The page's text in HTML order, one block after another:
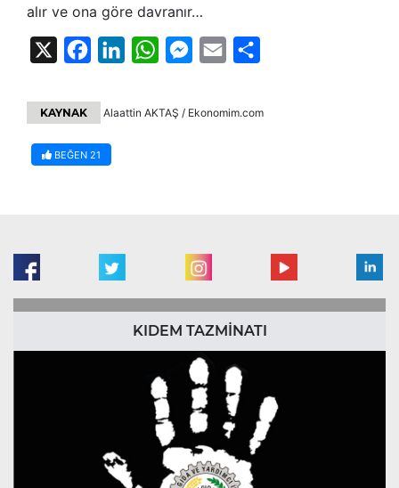
alır ve ona göre davranır…
FacebookLinkedInWhatsAppMessenger
Email
KAYNAK Alaattin AKTAŞ / Ekonomim.com
BEĞEN 21
KIDEM TAZMİNATI